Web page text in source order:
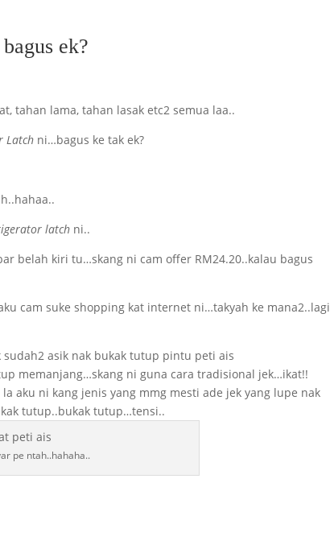
ek?
tahan lama, tahan lasak etc2 semua laa..
Latch ni…bagus ke tak ek?
latch ni..
belah kiri tu…skang ni cam offer RM24.20..kalau bagus
cam suke shopping kat internet ni…takyah ke mana2..lagi
asik nak bukak tutup pintu peti ais
memanjang…skang ni guna cara tradisional jek…ikat!!
aku ni kang jenis yang mmg mesti ade jek yang lupe nak
tutup..bukak tutup…tensi..
pe ntah..hahaha..